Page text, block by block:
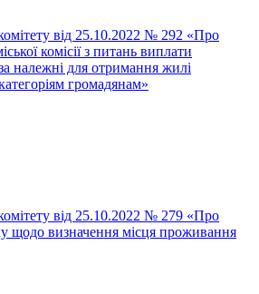
від 25.10.2022 № 292 «Про
комісії з питань виплати
належні для отримання жилі
громадянам»
від 25.10.2022 № 279 «Про
щодо визначення місця проживання